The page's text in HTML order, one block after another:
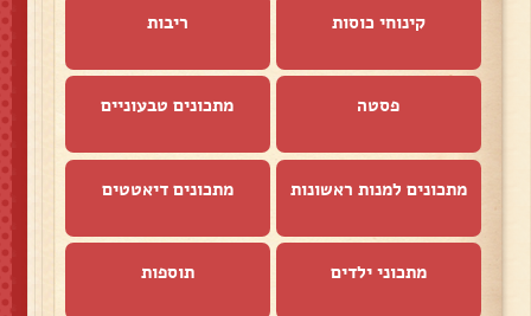
קינוחי כוסות ריבות
פסטה מתכונים טבעוניים
מתכונים למנות ראשונות מתכונים דיאטטים
מתכוני ילדים תוספות